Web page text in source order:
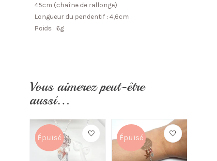
45cm (chaîne de rallonge)
Longueur du pendentif : 4,6cm
Poids : 6g
Vous aimerez peut-être
aussi…
Épuisé Épuisé